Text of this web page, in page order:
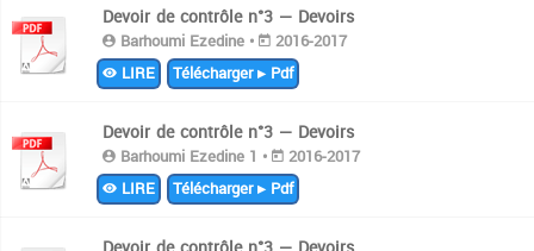
Devoir de contrôle n°3 — Devoirs
Barhoumi Ezedine •
2016-2017
LIRE Télécharger ▸ Pdf
Devoir de contrôle n°3 — Devoirs
Barhoumi Ezedine 1 •
2016-2017
LIRE Télécharger ▸ Pdf